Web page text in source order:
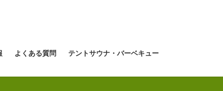
よくある質問 テントサウナ・バーベキュー